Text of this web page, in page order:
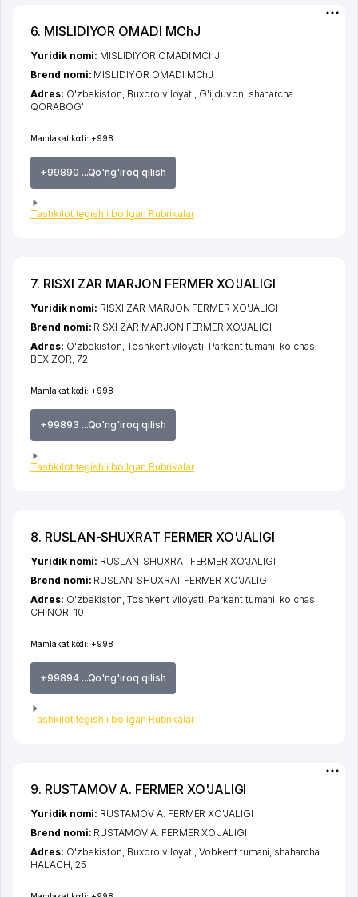
6. MISLIDIYOR OMADI MChJ
Mamlakat kodi: +998
+99890 ...Qo'ng'iroq qilish
Tashkilot tegishli bo'lgan Rubrikalar
Yuridik nomi: MISLIDIYOR OMADI MChJ
Brend nomi: MISLIDIYOR OMADI MChJ
Adres: O'zbekiston, Buxoro viloyati, G'ijduvon, shaharcha
QORABOG'
7. RISXI ZAR MARJON FERMER XO'JALIGI
Mamlakat kodi: +998
+99893 ...Qo'ng'iroq qilish
Tashkilot tegishli bo'lgan Rubrikalar
Yuridik nomi: RISXI ZAR MARJON FERMER XO'JALIGI
Brend nomi: RISXI ZAR MARJON FERMER XO'JALIGI
Adres: O'zbekiston,Toshkent viloyati, Parkent tumani, ko'chasi
BEXIZOR, 72
8. RUSLAN-SHUXRAT FERMER XO'JALIGI
Mamlakat kodi: +998
+99894 ...Qo'ng'iroq qilish
Tashkilot tegishli bo'lgan Rubrikalar
Yuridik nomi: RUSLAN-SHUXRAT FERMER XO'JALIGI
Brend nomi: RUSLAN-SHUXRAT FERMER XO'JALIGI
Adres: O'zbekiston,Toshkent viloyati Parkent tumani ko'chasi
CHINOR , 10
9. RUSTAMOV A. FERMER XO'JALIGI
Yuridik nomi: RUSTAMOV A. FERMER XO'JALIGI
Brend nomi: RUSTAMOV A. FERMER XO'JALIGI
Adres: O'zbekiston, Buxoro viloyati ,Vobkent tumani shaharcha
HALACH , 25